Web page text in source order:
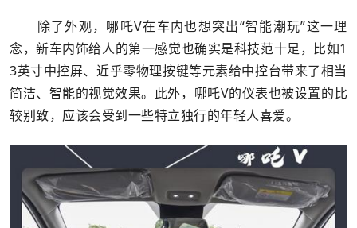
除了外观，哪吒V在车内也想突出“智能潮玩”这一理
念，新车内饰给人的第一感觉也确实是科技范十足，比如1
3英寸中控屏、近乎零物理按键等元素给中控台带来了相当
简洁、智能的视觉效果。此外，哪吒V的仪表也被设置的比
较别致，应该会受到一些特立独行的年轻人喜爱。